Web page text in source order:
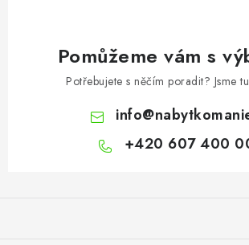
Pomůžeme vám s
Potřebujete s něčím poradit? Jsme
info@
+420 607 400